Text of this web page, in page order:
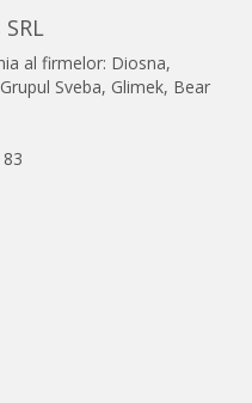
al firmelor: Diosna,
Sveba, Glimek, Bear